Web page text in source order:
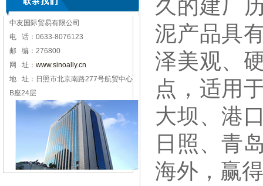
中友国际贸易有限公司
电 话： 0633-8076123
邮 编：276800
网 址： www.sinoally.cn
地 址：日照市北京南路277号航贸中心
B座24层
久的建厂
泥产品具
泽美观、
点，适用
大坝、港
日照、青
海外，赢